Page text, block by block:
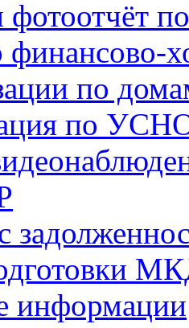
фотоотчёт
по
по
информации